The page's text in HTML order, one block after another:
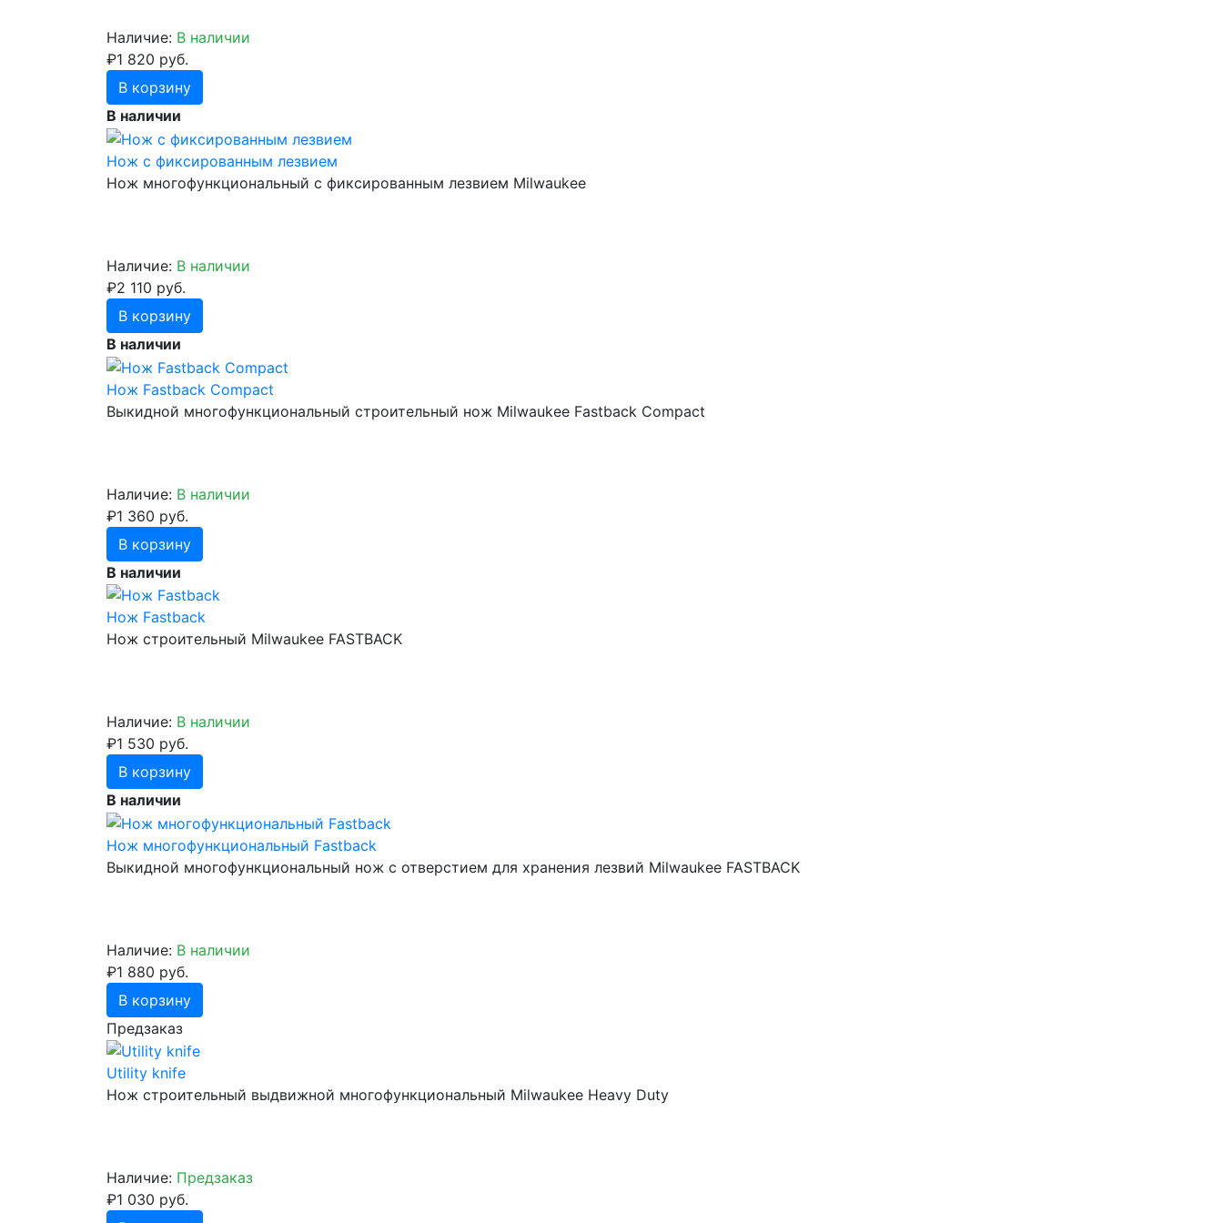
Наличие: В наличии
₽1 820 руб.
В корзину
В наличии
Нож с фиксированным лезвием
Нож многофункциональный с фиксированным лезвием Milwaukee
Наличие: В наличии
₽2 110 руб.
В корзину
В наличии
Нож Fastback Compact
Выкидной многофункциональный строительный нож Milwaukee Fastback Compact
Наличие: В наличии
₽1 360 руб.
В корзину
В наличии
Нож Fastback
Нож строительный Milwaukee FASTBACK
Наличие: В наличии
₽1 530 руб.
В корзину
В наличии
Нож многофункциональный Fastback
Выкидной многофункциональный нож с отверстием для хранения лезвий Milwaukee FASTBACK
Наличие: В наличии
₽1 880 руб.
В корзину
Предзаказ
Utility knife
Нож строительный выдвижной многофункциональный Milwaukee Heavy Duty
Наличие: Предзаказ
₽1 030 руб.